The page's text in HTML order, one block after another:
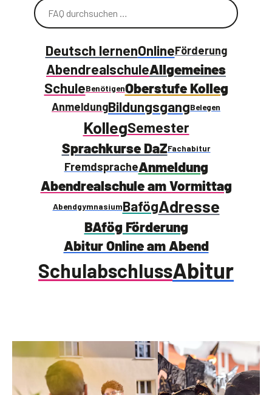
Deutsch lernenOnlineFörderung
AbendrealschuleAllgemeines
SchuleBenötigenOberstufe Kolleg
AnmeldungBildungsgangBelegen
KollegSemester
Sprachkurse DaZFachabitur
FremdspracheAnmeldung
Abendrealschule am Vormittag
AbendgymnasiumBafögAdresse
BAfög Förderung
Abitur Online am Abend
SchulabschlussAbitur